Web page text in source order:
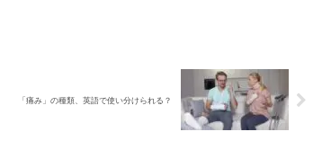
「痛み」の種類、英語で使い分けられる？